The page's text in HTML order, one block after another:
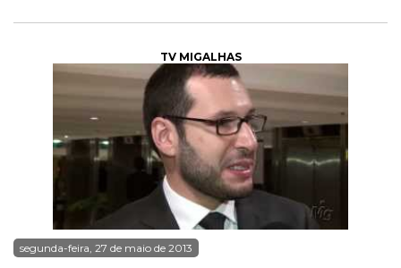
TV MIGALHAS
segunda-feira, 27 de maio de 2013